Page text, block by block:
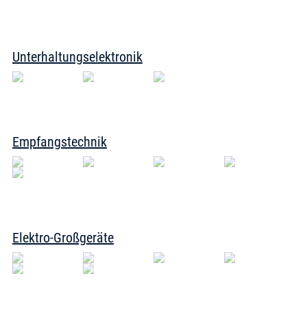
Unterhaltungselektronik
Empfangstechnik
Elektro-Großgeräte